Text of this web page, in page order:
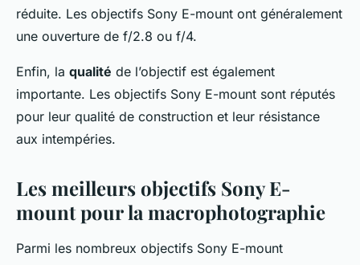
réduite. Les objectifs Sony E-mount ont généralement
une ouverture de f/2.8 ou f/4.
Enfin, la qualité de l’objectif est également
importante. Les objectifs Sony E-mount sont réputés
pour leur qualité de construction et leur résistance
aux intempéries.
Les meilleurs objectifs Sony E-
mount pour la macrophotographie
Parmi les nombreux objectifs Sony E-mount